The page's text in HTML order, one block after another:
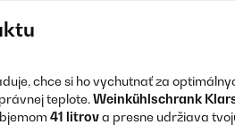
chce si ho vychutnať za
teplote.Weinkühlschrank
41 litrova presne udržiava